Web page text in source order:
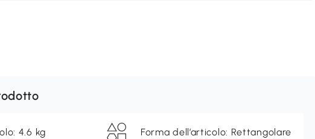
4.6 kg Forma dell’articolo: Rettangolare